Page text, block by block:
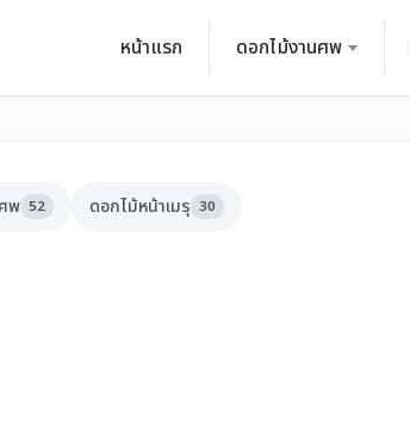
หน้าแรก ดอกไม้งานศพ
พ 52 ดอกไม้หน้าเมรุ 30